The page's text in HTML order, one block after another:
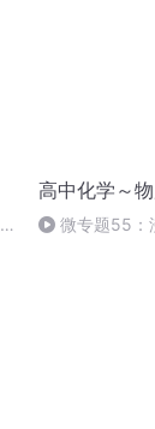
高中化学～
微专题55：